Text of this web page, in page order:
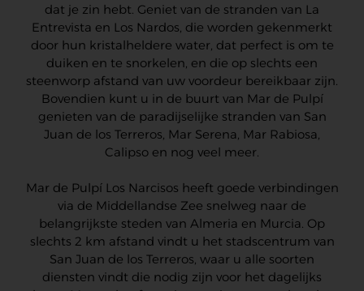
dat je zin hebt. Geniet van de stranden van La
Entrevista en Los Nardos, die worden gekenmerkt
door hun kristalheldere water, dat perfect is om te
duiken en te snorkelen, en die op slechts een
steenworp afstand van uw voordeur bereikbaar zijn.
Bovendien kunt u in de buurt van Mar de Pulpí
genieten van de paradijselijke stranden van San
Juan de los Terreros, Mar Serena, Mar Rabiosa,
Calipso en nog veel meer.
Mar de Pulpí Los Narcisos heeft goede verbindingen
via de Middellandse Zee snelweg naar de
belangrijkste steden van Almeria en Murcia. Op
slechts 2 km afstand vindt u het stadscentrum van
San Juan de los Terreros, waar u alle soorten
diensten vindt die nodig zijn voor het dagelijks